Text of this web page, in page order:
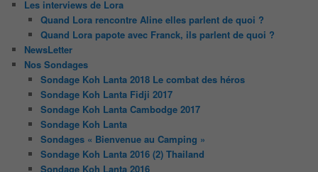
Les interviews de Lora
Quand Lora rencontre Aline elles parlent de quoi ?
Quand Lora papote avec Franck, ils parlent de quoi ?
NewsLetter
Nos Sondages
Sondage Koh Lanta 2018 Le combat des héros
Sondage Koh Lanta Fidji 2017
Sondage Koh Lanta Cambodge 2017
Sondage Koh Lanta
Sondages « Bienvenue au Camping »
Sondage Koh Lanta 2016 (2) Thailand
Sondage Koh Lanta 2016